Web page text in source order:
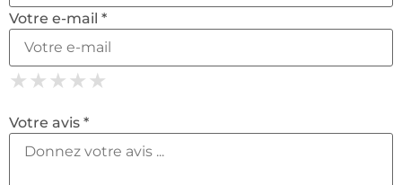
Votre e-mail *
★
★ ★
★ ★ ★
★ ★ ★ ★
★ ★ ★ ★ ★
Votre avis *